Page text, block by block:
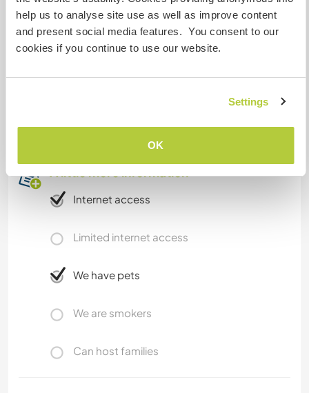
help us to analyse site use as well as improve content
and present social media features. You consent to our
cookies if you continue to use our website.
Settings
OK
Accommodation
Podras acampar. Ofrecemos el almuerzo.
A little more information
Internet access
Limited internet access
We have pets
We are smokers
Can host families